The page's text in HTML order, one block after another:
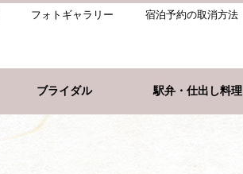
フォトギャラリー 宿泊予約の取消方法
ブライダル 駅弁・仕出し料理